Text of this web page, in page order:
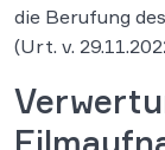
die Berufung
(Urt. v.